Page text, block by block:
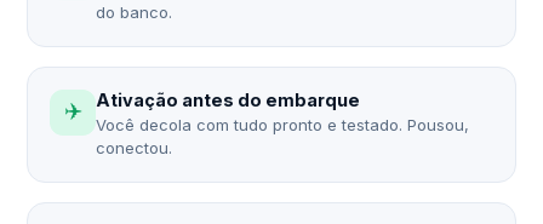
do banco.
✈️ Ativação antes do embarque
Você decola com tudo pronto e testado. Pousou,
conectou.